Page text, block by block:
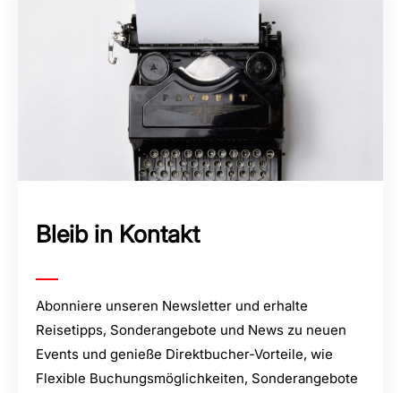
Bleib in Kontakt
Abonniere unseren Newsletter und erhalte
Reisetipps, Sonderangebote und News zu neuen
Events und genieße Direktbucher-Vorteile, wie
Flexible Buchungsmöglichkeiten, Sonderangebote